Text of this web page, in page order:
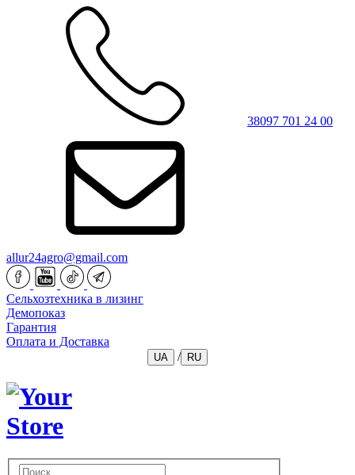
38097 701 24 00
allur24agro@gmail.com
Сельхозтехника в лизинг
Демопоказ
Гарантия
Оплата и Доставка
UA / RU